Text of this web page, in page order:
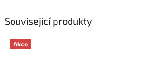
Související produkty
Akce